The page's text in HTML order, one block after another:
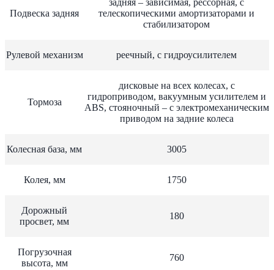
Подвеска задняя
задняя – зависимая, рессорная, с
телескопическими амортизаторами и
стабилизатором
Рулевой механизм реечный, с гидроусилителем
Тормоза
дисковые на всех колесах, с
гидроприводом, вакуумным усилителем и
ABS, стояночный – с электромеханическим
приводом на задние колеса
Колесная база, мм 3005
Колея, мм 1750
Дорожный
просвет, мм
180
Погрузочная
высота, мм
760